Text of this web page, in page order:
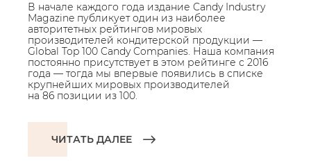
В начале каждого года издание Candy Industry
Magazine публикует один из наиболее
авторитетных рейтингов мировых
производителей кондитерской продукции —
Global Top 100 Candy Companies. Наша компания
постоянно присутствует в этом рейтинге с 2016
года — тогда мы впервые появились в списке
крупнейших мировых производителей
на 86 позиции из 100.
ЧИТАТЬ ДАЛЕЕ